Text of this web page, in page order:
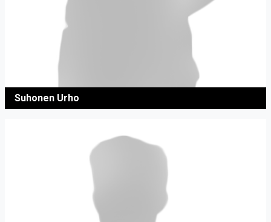
Suhonen Urho